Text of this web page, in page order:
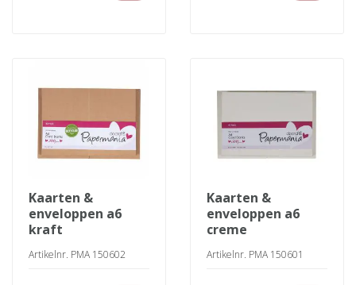
kaarten &
enveloppen a6
kraft
Artikelnr. PMA 150602
kaarten &
enveloppen a6
creme
Artikelnr. PMA 150601